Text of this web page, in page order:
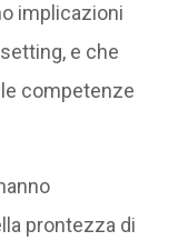
implicazioni
e che
competenze
prontezza di